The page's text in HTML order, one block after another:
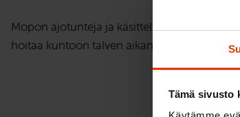
Tämä sivusto
Mopon ajotunteja ja käsittelykokeita ei
hoitaa kuntoon talven aikana.